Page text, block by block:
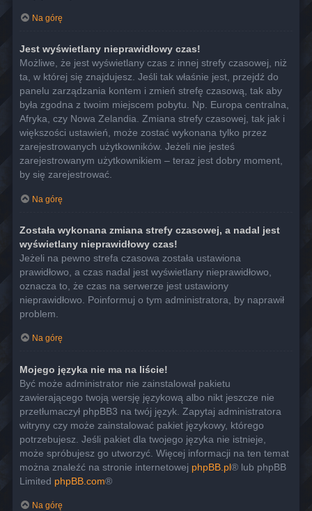
Na górę
Jest wyświetlany nieprawidłowy czas!
Możliwe, że jest wyświetlany czas z innej strefy czasowej, niż
ta, w której się znajdujesz. Jeśli tak właśnie jest, przejdź do
panelu zarządzania kontem i zmień strefę czasową, tak aby
była zgodna z twoim miejscem pobytu. Np. Europa centralna,
Afryka, czy Nowa Zelandia. Zmiana strefy czasowej, tak jak i
większości ustawień, może zostać wykonana tylko przez
zarejestrowanych użytkowników. Jeżeli nie jesteś
zarejestrowanym użytkownikiem – teraz jest dobry moment,
by się zarejestrować.
Na górę
Została wykonana zmiana strefy czasowej, a nadal jest
wyświetlany nieprawidłowy czas!
Jeżeli na pewno strefa czasowa została ustawiona
prawidłowo, a czas nadal jest wyświetlany nieprawidłowo,
oznacza to, że czas na serwerze jest ustawiony
nieprawidłowo. Poinformuj o tym administratora, by naprawił
problem.
Na górę
Mojego języka nie ma na liście!
Być może administrator nie zainstalował pakietu
zawierającego twoją wersję językową albo nikt jeszcze nie
przetłumaczył phpBB3 na twój język. Zapytaj administratora
witryny czy może zainstalować pakiet językowy, którego
potrzebujesz. Jeśli pakiet dla twojego języka nie istnieje,
może spróbujesz go utworzyć. Więcej informacji na ten temat
można znaleźć na stronie internetowej phpBB.pl® lub phpBB
Limited phpBB.com®
Na górę